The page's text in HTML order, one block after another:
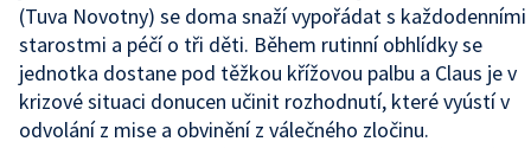
(Tuva Novotny) se doma snaží vypořádat s každodenními
starostmi a péčí o tři děti. Během rutinní obhlídky se
jednotka dostane pod těžkou křížovou palbu a Claus je v
krizové situaci donucen učinit rozhodnutí, které vyústí v
odvolání z mise a obvinění z válečného zločinu.